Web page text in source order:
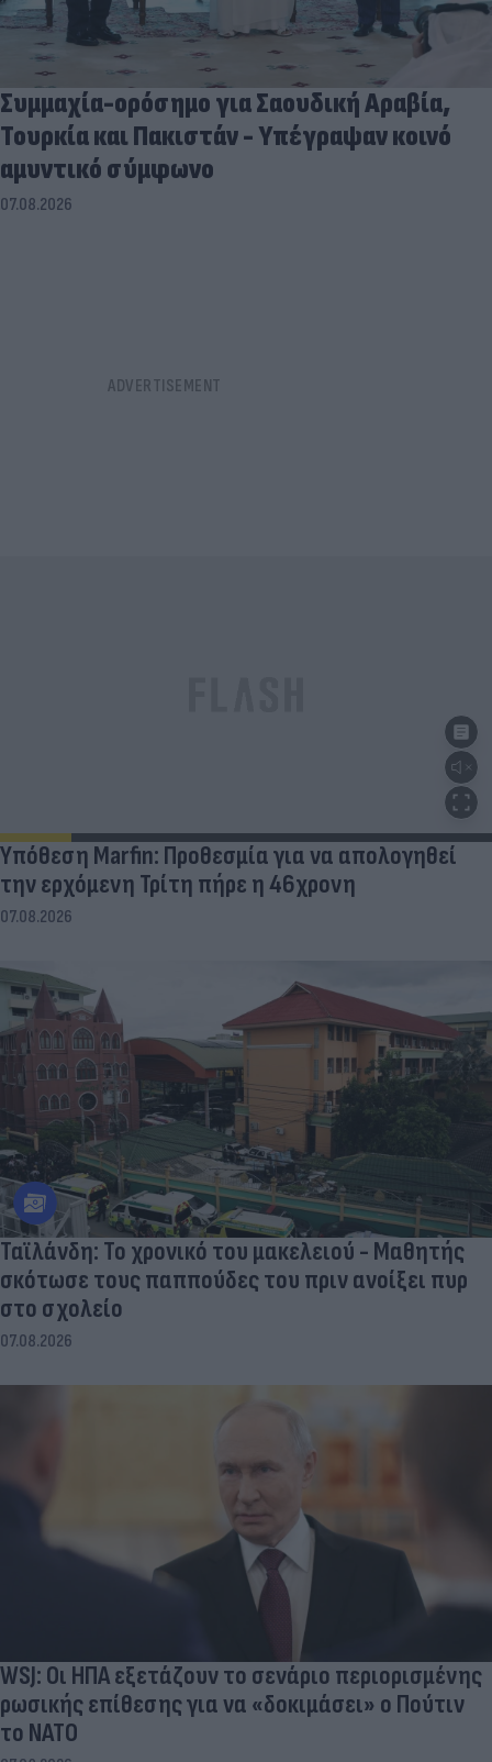
Συμμαχία-ορόσημο για Σαουδική Αραβία,
Τουρκία και Πακιστάν - Υπέγραψαν κοινό
αμυντικό σύμφωνο
07.08.2026
Υπόθεση Marfin: Προθεσμία για να απολογηθεί
την ερχόμενη Τρίτη πήρε η 46χρονη
07.08.2026
Ταϊλάνδη: Το χρονικό του μακελειού - Μαθητής
σκότωσε τους παππούδες του πριν ανοίξει πυρ
στο σχολείο
07.08.2026
WSJ: Οι ΗΠΑ εξετάζουν το σενάριο περιορισμένης
ρωσικής επίθεσης για να «δοκιμάσει» ο Πούτιν
το ΝΑΤΟ